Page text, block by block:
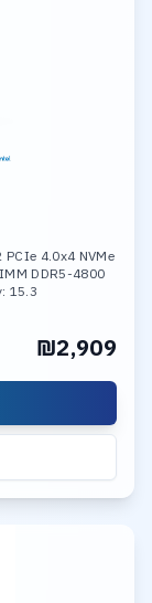
4.0x4 NVMe
DDR5-4800
15.3
₪2,909